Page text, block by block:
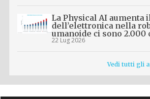
La Physical AI aumenta
dell’elettronica nella
umanoide ci sono 2.000
22 Lug 2026
Vedi tutti gli